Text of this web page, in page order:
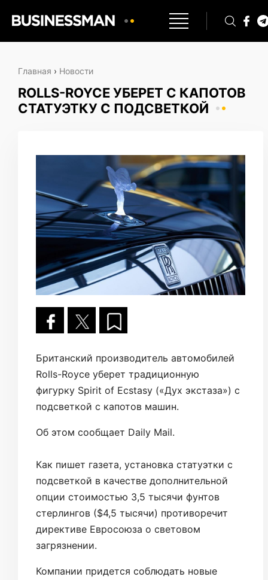
Главная › Новости
ROLLS-ROYCE УБЕРЕТ С КАПОТОВ
СТАТУЭТКУ С ПОДСВЕТКОЙ
Британский производитель автомобилей
Rolls-Royce уберет традиционную
фигурку Spirit of Ecstasy («Дух экстаза») с
подсветкой с капотов машин.
Об этом сообщает Daily Mail.
Как пишет газета, установка статуэтки с
подсветкой в качестве дополнительной
опции стоимостью 3,5 тысячи фунтов
стерлингов ($4,5 тысячи) противоречит
директиве Евросоюза о световом
загрязнении.
Компании придется соблюдать новые